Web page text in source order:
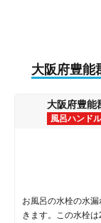
大阪府豊能
大阪府豊
風呂ハンド
お風呂の水栓の水
きます。この水栓